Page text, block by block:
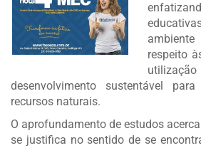
respeito
desenvolvimento sustentável
recursos naturais.
O aprofundamento de estudos
se justifica no sentido de se